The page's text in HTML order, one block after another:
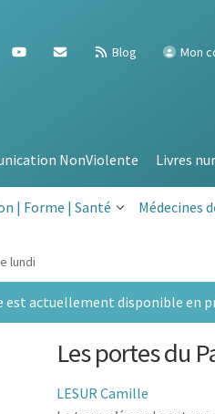
Blog Mon
NonViolente Livres
| Forme | Santé Médecines
lundi
est actuellement disponible en
Les portes du
LESUR Camille